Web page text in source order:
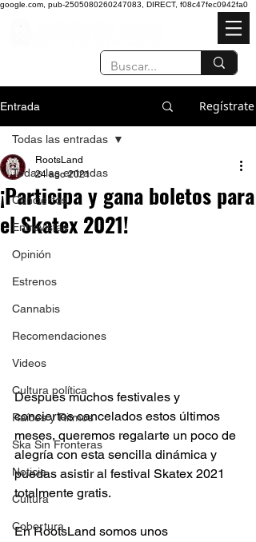
google.com, pub-2505080260247083, DIRECT, f08c47fec0942fa0
Entrada Regístrate
Todas las entradas
Conciertos
Entrevistas
Opinión
Estrenos
Cannabis
Recomendaciones
Videos
Cultura política
Raíces y Ritmos
Ska Sin Fronteras
Noticia
Cultura
Cobertura
Todas las entradas
¡Participa y gana boletos para
el Skatex 2021!
RootsLand
24 ago 2021
Después muchos festivales y
conciertos cancelados estos últimos
meses, queremos regalarte un poco de
alegría con esta sencilla dinámica y
puedas asistir al festival Skatex 2021
totalmente gratis.
En RootsLand somos unos